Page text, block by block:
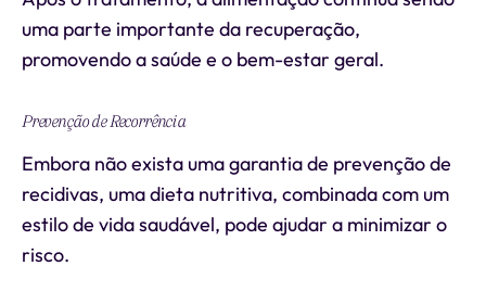
uma parte importante da recuperação,
promovendo a saúde e o bem-estar geral.
Prevenção de Recorrência
Embora não exista uma garantia de prevenção de
recidivas, uma dieta nutritiva, combinada com um
estilo de vida saudável, pode ajudar a minimizar o
risco.